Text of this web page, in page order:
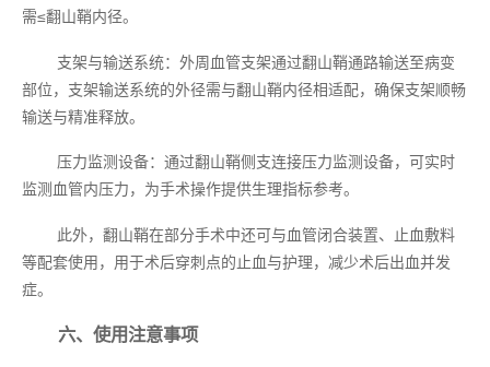
需≤翻山鞘内径。
支架与输送系统：外周血管支架通过翻山鞘通路输送至病变
部位，支架输送系统的外径需与翻山鞘内径相适配，确保支架顺畅
输送与精准释放。
压力监测设备：通过翻山鞘侧支连接压力监测设备，可实时
监测血管内压力，为手术操作提供生理指标参考。
此外，翻山鞘在部分手术中还可与血管闭合装置、止血敷料
等配套使用，用于术后穿刺点的止血与护理，减少术后出血并发
症。
六、使用注意事项